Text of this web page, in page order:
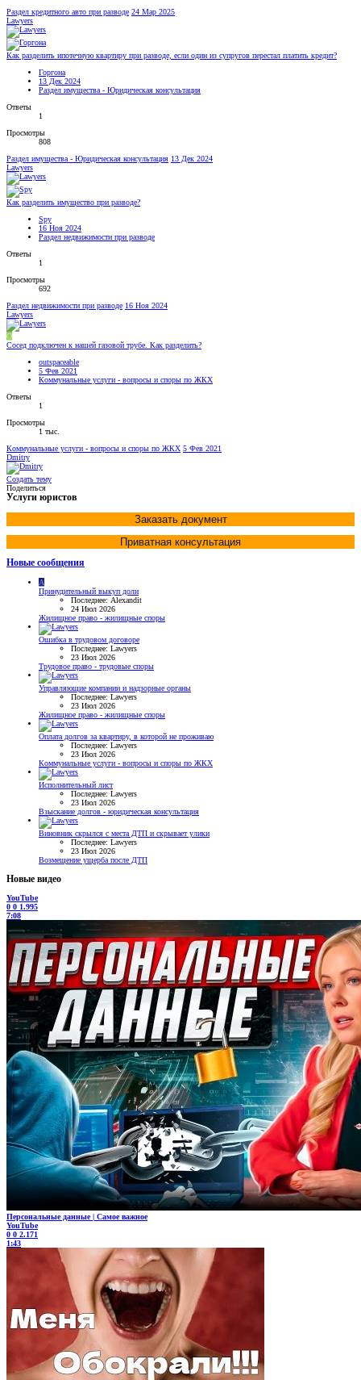
Раздел кредитного авто при разводе 24 Мар 2025
Lawyers
Как разделить ипотечную квартиру при разводе, если один из супругов перестал платить кредит?
Горгона
13 Дек 2024
Раздел имущества - Юридическая консультация
Ответы
1
Просмотры
808
Раздел имущества - Юридическая консультация 13 Дек 2024
Lawyers
Как разделить имущество при разводе?
Spy
16 Ноя 2024
Раздел недвижимости при разводе
Ответы
1
Просмотры
692
Раздел недвижимости при разводе 16 Ноя 2024
Lawyers
O
Сосед подключен к нашей газовой трубе. Как разделить?
outspaceable
5 Фев 2021
Коммунальные услуги - вопросы и споры по ЖКХ
Ответы
1
Просмотры
1 тыс.
Коммунальные услуги - вопросы и споры по ЖКХ 5 Фев 2021
Dmitry
Создать тему
Поделиться
Услуги юристов
Заказать документ
Приватная консультация
Новые сообщения
A
Принудительный выкуп доли
Последнее: Alexandit
24 Июл 2026
Жилищное право - жилищные споры
Ошибка в трудовом договоре
Последнее: Lawyers
23 Июл 2026
Трудовое право - трудовые споры
Управляющие компании и надзорные органы
Последнее: Lawyers
23 Июл 2026
Жилищное право - жилищные споры
Оплата долгов за квартиру, в которой не проживаю
Последнее: Lawyers
23 Июл 2026
Коммунальные услуги - вопросы и споры по ЖКХ
Исполнительный лист
Последнее: Lawyers
23 Июл 2026
Взыскание долгов - юридическая консультация
Виновник скрылся с места ДТП и скрывает улики
Последнее: Lawyers
23 Июл 2026
Возмещение ущерба после ДТП
Новые видео
YouTube
0 0 1.995
7:08
Персональные данные | Самое важное
YouTube
0 0 2.171
1:43